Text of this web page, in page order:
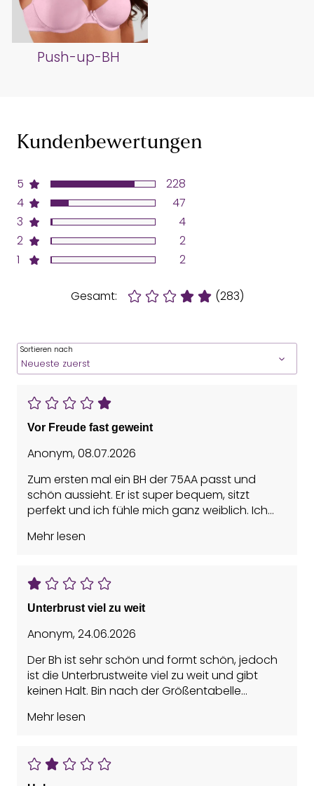
Push-up-BH
Kundenbewertungen
5
4
3
2
1
228
47
4
2
2
Gesamt: (283)
Sortieren nach
Vor Freude fast geweint
Anonym,08.07.2026
Zum ersten mal ein BH der 75AA passt und
schön aussieht. Er ist super bequem, sitzt
perfekt und ich fühle mich ganz weiblich. Ich
Brust sieht wunderschön aus!
Mehr lesen
Unterbrust viel zu weit
Anonym,24.06.2026
Der Bh ist sehr schön und formt schön, jedoch
ist die Unterbrustweite viel zu weit und gibt
keinen Halt. Bin nach der Größentabelle
Bräuchte aber 65. Leider gibt es diesen Bh nicht
Mehr lesen